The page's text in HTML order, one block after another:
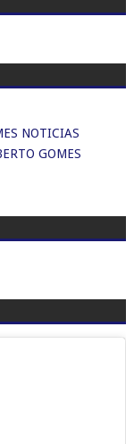
NOTICIAS
GOMES